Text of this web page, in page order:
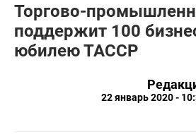
Торгово-
поддержит 100
юбилею ТАССР
22 январь 2020 -